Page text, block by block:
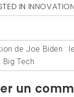
IN INNOVATION
de Joe Biden :
Big Tech
un